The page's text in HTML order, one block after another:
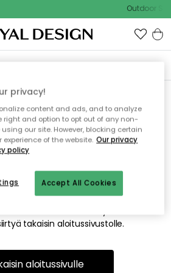
Outdoor
löydä
sivua
että sivua ei enää ole tai siitä, että se
Pahoittelemme tästä mahdollisesti
takaisin aloitussivustolle.
aloitussivulle
privacy!
content and ads, and to analyze
right and option to opt out of any non-
our site. However, blocking certain
of the website. Our privacy
policy
Accept All Cookies